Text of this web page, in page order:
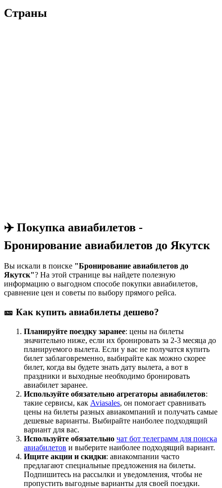
Страны
✈️ Покупка авиабилетов -
Бронирование авиабилетов до Якутск
Вы искали в поиске "Бронирование авиабилетов до
Якутск"? На этой странице вы найдете полезную
информацию о выгодном способе покупки авиабилетов,
сравнение цен и советы по выбору прямого рейса.
🎫 Как купить авиабилеты дешево?
Планируйте поездку заранее: цены на билеты
значительно ниже, если их бронировать за 2-3 месяца до
планируемого вылета. Если у вас не получатся купить
билет заблаговременно, выбирайте как можно скорее
билет, когда вы будете знать дату вылета, а вот в
праздники и выходные необходимо бронировать
авиабилет заранее.
Используйте обязательно агрегаторы авиабилетов:
такие сервисы, как Aviasales, он помогает сравнивать
цены на билеты разных авиакомпаний и получать самые
дешевые варианты. Выбирайте наиболее подходящий
вариант для вас.
Используйте обязательно чат бот телеграмм для поиска
авиабилетов и выберите наиболее подходящий вариант.
Ищите акции и скидки: авиакомпании часто
предлагают специальные предложения на билеты.
Подпишитесь на рассылки и уведомления, чтобы не
пропустить выгодные варианты для своей поездки.